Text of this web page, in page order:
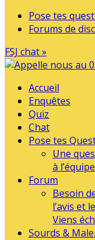
Pose tes
Forums de
FSJ chat »
Accueil
Enquêtes
Quiz
Chat
Pose tes
Une
à
Forum
Besoin
l’avis et
Viens
Sourds &